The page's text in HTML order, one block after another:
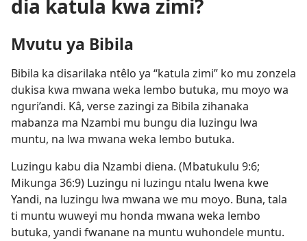
dia katula kwa zimi?
Mvutu ya Bibila
Bibila ka disarilaka ntêlo ya “katula zimi” ko mu zonzela
dukisa kwa mwana weka lembo butuka, mu moyo wa
nguri’andi. Kâ, verse zazingi za Bibila zihanaka
mabanza ma Nzambi mu bungu dia luzingu lwa
muntu, na lwa mwana weka lembo butuka.
Luzingu kabu dia Nzambi diena. (Mbatukulu 9:6;
Mikunga 36:9) Luzingu ni luzingu ntalu lwena kwe
Yandi, na luzingu lwa mwana we mu moyo. Buna, tala
ti muntu wuweyi mu honda mwana weka lembo
butuka, yandi fwanane na muntu wuhondele muntu.